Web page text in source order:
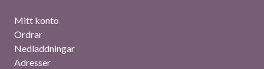
Mitt konto
Ordrar
Nedladdningar
Adresser